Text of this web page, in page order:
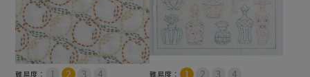
難易度： 難易度：